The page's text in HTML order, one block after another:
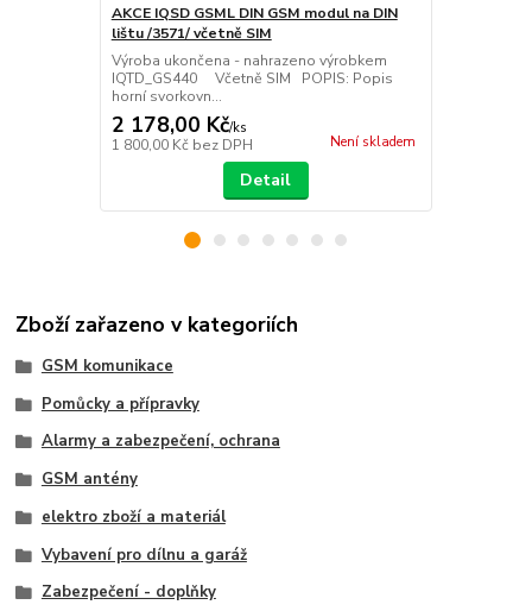
AKCE IQSD GSML DIN GSM modul na DIN
lištu /3571/ včetně SIM
Výroba ukončena - nahrazeno výrobkem
IQTD_GS440 Včetně SIM POPIS: Popis
horní svorkovn...
2 178,00 Kč/ks
1 800,00 Kč bez DPH Není skladem
Detail
Zboží zařazeno v kategoriích
GSM komunikace
Pomůcky a přípravky
Alarmy a zabezpečení, ochrana
GSM antény
elektro zboží a materiál
Vybavení pro dílnu a garáž
Zabezpečení - doplňky